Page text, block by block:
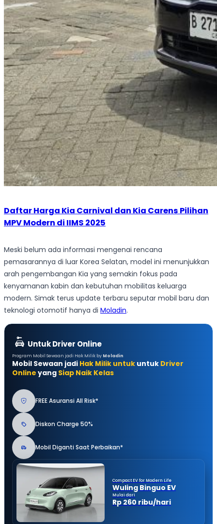
Daftar Harga Kia Carnival dan Kia Carens Pilihan
MPV Modern di IIMS 2025
Meski belum ada informasi mengenai rencana
pemasarannya di luar Korea Selatan, model ini menunjukkan
arah pengembangan Kia yang semakin fokus pada
kenyamanan kabin dan kebutuhan mobilitas keluarga
modern. Simak terus update terbaru seputar mobil baru dan
teknologi otomotif hanya di Moladin.
Untuk Driver Online
Program Mobil Sewaan jadi Hak Milik by Moladin
Mobil Sewaan jadi Hak Milik untuk untuk Driver
Online yang Siap Naik Kelas
FREE Asuransi All Risk*
Diskon Charge 50%
Mobil Diganti Saat Perbaikan*
Compact EV for Modern Life
Wuling Binguo EV
Mulai dari
Rp 260 ribu/hari